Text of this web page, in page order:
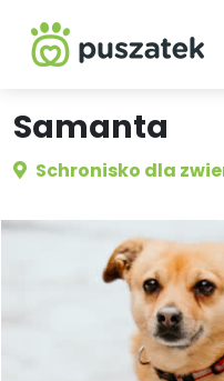
Samanta
Schronisko dla